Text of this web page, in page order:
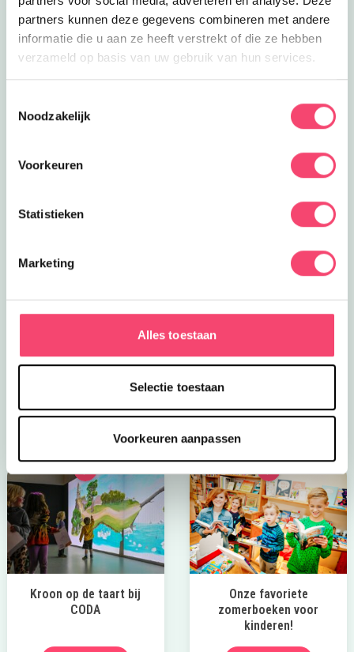
partners kunnen deze gegevens combineren met andere
informatie die u aan ze heeft verstrekt of die ze hebben
verzameld op basis van uw gebruik van hun services.
Noodzakelijk
Voorkeuren
Statistieken
Marketing
Alles toestaan
Selectie toestaan
Voorkeuren aanpassen
Een Kidsproof zomervakantie!
regenachtige dagen. Maak fijne herinneringen met
Naar de tips!
Kroon op de taart bij
CODA
Onze favoriete
zomerboeken voor
kinderen!